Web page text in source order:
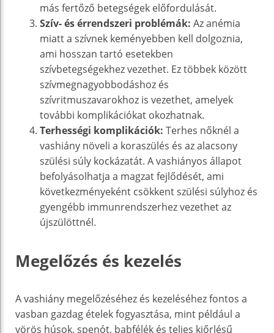
más fertőző betegségek előfordulását.
Szív- és érrendszeri problémák: Az anémia
miatt a szívnek keményebben kell dolgoznia,
ami hosszan tartó esetekben
szívbetegségekhez vezethet. Ez többek között
szívmegnagyobbodáshoz és
szívritmuszavarokhoz is vezethet, amelyek
további komplikációkat okozhatnak.
Terhességi komplikációk: Terhes nőknél a
vashiány növeli a koraszülés és az alacsony
szülési súly kockázatát. A vashiányos állapot
befolyásolhatja a magzat fejlődését, ami
következményeként csökkent szülési súlyhoz és
gyengébb immunrendszerhez vezethet az
újszülöttnél.
Megelőzés és kezelés
A vashiány megelőzéséhez és kezeléséhez fontos a
vasban gazdag ételek fogyasztása, mint például a
vörös húsok, spenót, babfélék és teljes kiőrlésű